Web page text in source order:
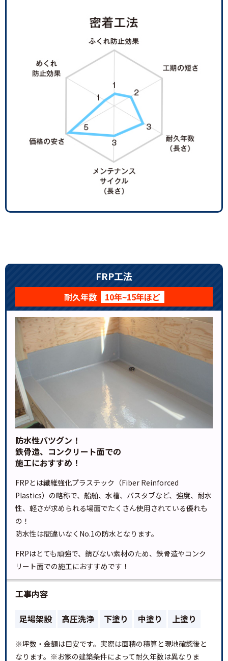
FRP工法
耐久年数 10年~15年ほど
防水性バツグン！
鉄骨造、コンクリート面での
施工におすすめ！
FRPとは繊維強化プラスチック（Fiber Reinforced
Plastics）の略称で、船舶、水槽、バスタブなど、強度、耐水
性、軽さが求められる場面でたくさん使用されている優れも
の！
防水性は間違いなくNo.1の防水となります。
FRPはとても頑強で、錆びない素材のため、鉄骨造やコンク
リート面での施工におすすめです！
工事内容
足場架設 高圧洗浄 下塗り 中塗り 上塗り
※坪数・金額は目安です。実際は面積の積算と現地確認後と
なります。※お家の建築条件によって耐久年数は異なりま